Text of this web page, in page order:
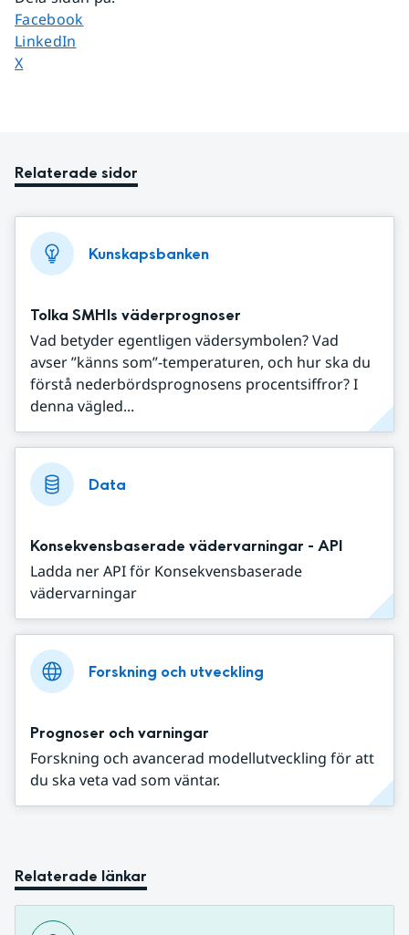
Dela sidan på
Facebook
Dela sidan på
LinkedIn
Dela sidan på
X
Relaterade sidor
Kunskapsbanken
Tolka SMHIs väderprognoser
Vad betyder egentligen vädersymbolen? Vad
avser ”känns som”-temperaturen, och hur ska du
förstå nederbördsprognosens procentsiffror? I
denna vägled...
Data
Konsekvensbaserade vädervarningar - API
Ladda ner API för Konsekvensbaserade
vädervarningar
Forskning och utveckling
Prognoser och varningar
Forskning och avancerad modellutveckling för att
du ska veta vad som väntar.
Relaterade länkar